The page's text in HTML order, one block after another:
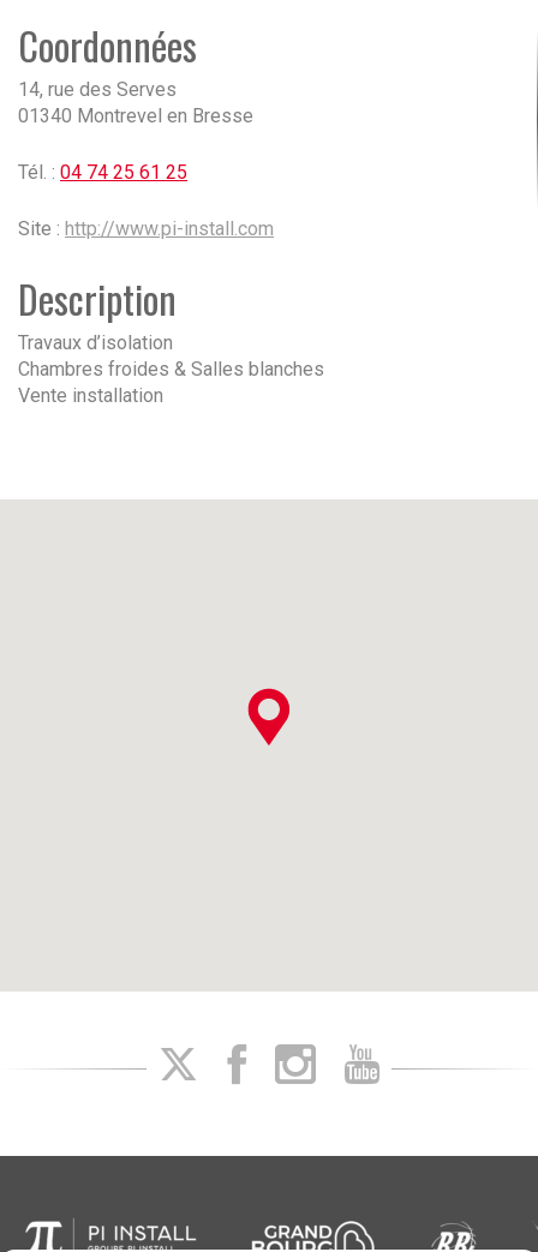
Coordonnées
14, rue des Serves
01340 Montrevel en Bresse
Tél. : 04 74 25 61 25
Site : http://www.pi-install.com
Description
Travaux d’isolation
Chambres froides & Salles blanches
Vente installation